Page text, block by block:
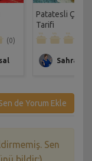
(0)
Patatesli Çıtır
Tarifi
Sahrap
de Yorum Ekle
Sen